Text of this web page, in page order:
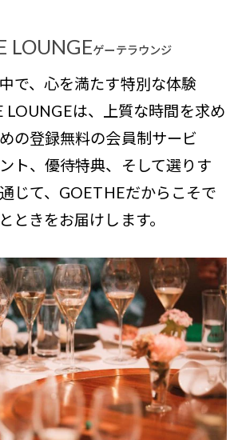
LOUNGEゲーテラウンジ
で、心を満たす特別な体験
LOUNGEは、上質な時間を求め
の登録無料の会員制サービ
ト、優待特典、そして選りす
じて、GOETHEだからこそで
ときをお届けします。